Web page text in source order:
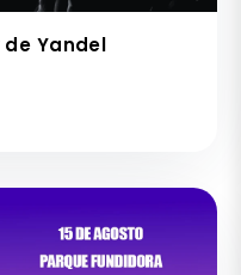
de Yandel